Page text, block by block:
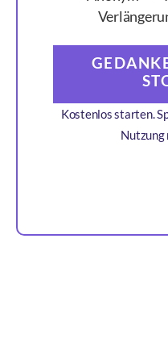
Kostenlos starten.
Nutzung